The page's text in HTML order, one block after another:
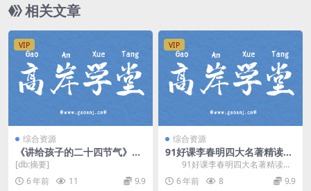
相关文章
VIP
综合资源
《讲给孩子的二十四节气》M
P3音频格式 百度网盘下载
[db:摘要]
6 年前
11 9.9
VIP
综合资源
91好课李春明四大名著精读课
（高清视频）百度网盘
91好课李春明四大名著精读
课，百度网盘高清视频。 资源
目录 三国演义\1...
6 年前 8 9.9